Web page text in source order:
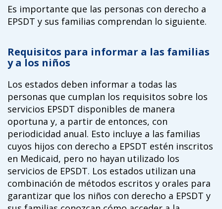
Es importante que las personas con derecho a
EPSDT y sus familias comprendan lo siguiente.
Requisitos para informar a las familias
y a los niños
Los estados deben informar a todas las
personas que cumplan los requisitos sobre los
servicios EPSDT disponibles de manera
oportuna y, a partir de entonces, con
periodicidad anual. Esto incluye a las familias
cuyos hijos con derecho a EPSDT estén inscritos
en Medicaid, pero no hayan utilizado los
servicios de EPSDT. Los estados utilizan una
combinación de métodos escritos y orales para
garantizar que los niños con derecho a EPSDT y